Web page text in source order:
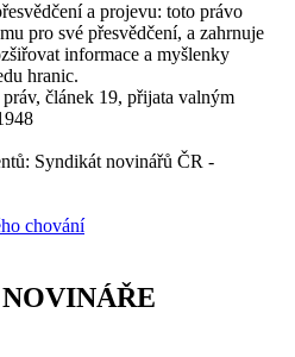
a projevu: toto právo
pro své přesvědčení, a zahrnuje
informace a myšlenky
hranic.
článek 19, přijata valným
Syndikát novinářů ČR -
chování